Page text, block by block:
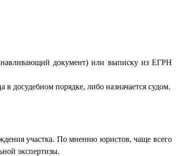
документ) или выписку из ЕГРН
досудебном порядке, либо назначается судом.
участка. По мнению юристов, чаще всего
экспертизы.